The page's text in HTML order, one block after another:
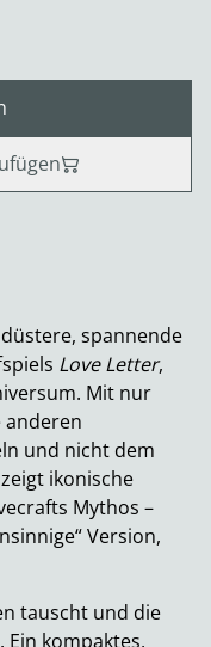
spannende
Love Letter,
Mit nur
anderen
und nicht dem
ikonische
Mythos –
Version,
tauscht und die
Ein kompaktes,